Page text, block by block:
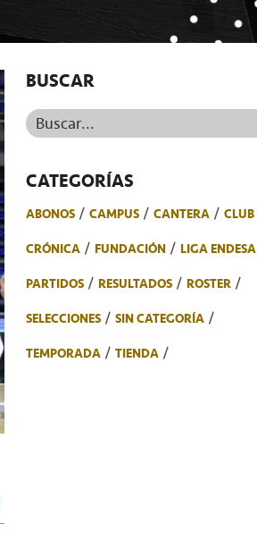
BUSCAR
Buscar...
CATEGORÍAS
ABONOS CAMPUS CANTERA
CLUB
CRÓNICA
FUNDACIÓN
LIGA ENDESA
PARTIDOS
RESULTADOS
ROSTER
SELECCIONES
SIN CATEGORÍA
TEMPORADA
TIENDA